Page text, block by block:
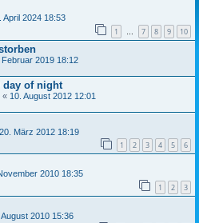
April 2024 18:53
1 … 7 8 9 10
Februar 2019 18:12
day of night
« 10. August 2012 12:01
20. März 2012 18:19
1 2 3 4 5 6
2010 18:35
1 2 3
August 2010 15:36